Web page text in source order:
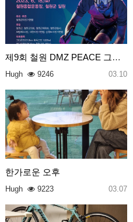
제9회 철원 DMZ PEACE 그란폰도
Hugh 9246 03.10
한가로운 오후
Hugh 9223 03.07